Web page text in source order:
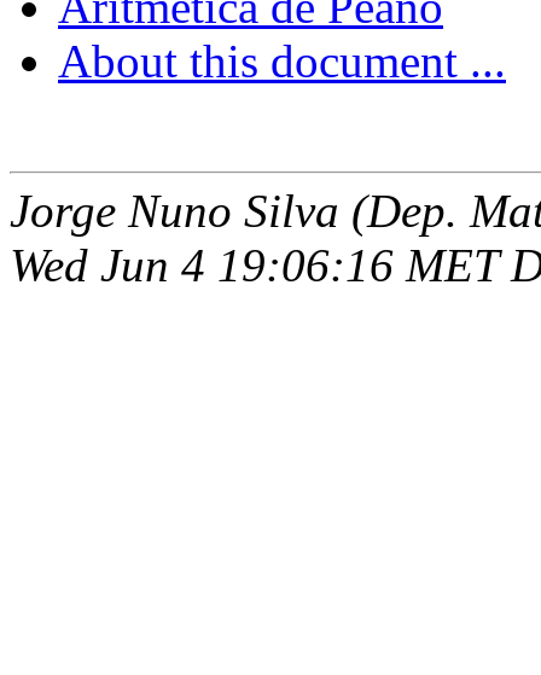
About this document ...
Jorge Nuno Silva (Dep.
Wed Jun 4 19:06:16 MET